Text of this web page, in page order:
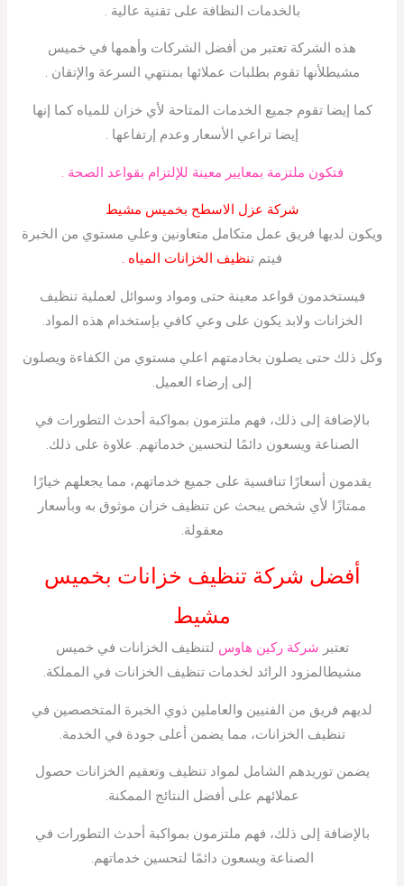
بالخدمات النظافة على تقنية عالية .
هذه الشركة تعتبر من أفضل الشركات وأهمها في خميس
مشيطلأنها تقوم بطلبات عملائها بمنتهي السرعة والإتقان .
كما إيضا تقوم جميع الخدمات المتاحة لأي خزان للمياه كما إنها
إيضا تراعي الأسعار وعدم إرتفاعها .
فتكون ملتزمة بمعايير معينة للإلتزام بقواعد الصحة .
شركة عزل الاسطح بخميس مشيط
ويكون لديها فريق عمل متكامل متعاونين وعلي مستوي من الخبرة
فيتم تنظيف الخزانات المياه .
فيستخدمون قواعد معينة حتى ومواد وسوائل لعملية تنظيف
الخزانات ولابد يكون على وعي كافي بإستخدام هذه المواد.
وكل ذلك حتى يصلون بخادمتهم اعلي مستوي من الكفاءة ويصلون
إلى إرضاء العميل.
بالإضافة إلى ذلك، فهم ملتزمون بمواكبة أحدث التطورات في
الصناعة ويسعون دائمًا لتحسين خدماتهم. علاوة على ذلك.
يقدمون أسعارًا تنافسية على جميع خدماتهم، مما يجعلهم خيارًا
ممتازًا لأي شخص يبحث عن تنظيف خزان موثوق به وبأسعار
معقولة.
أفضل شركة تنظيف خزانات بخميس
مشيط
تعتبر شركة ركين هاوس لتنظيف الخزانات في خميس
مشيطالمزود الرائد لخدمات تنظيف الخزانات في المملكة.
لديهم فريق من الفنيين والعاملين ذوي الخبرة المتخصصين في
تنظيف الخزانات، مما يضمن أعلى جودة في الخدمة.
يضمن توريدهم الشامل لمواد تنظيف وتعقيم الخزانات حصول
عملائهم على أفضل النتائج الممكنة.
بالإضافة إلى ذلك، فهم ملتزمون بمواكبة أحدث التطورات في
الصناعة ويسعون دائمًا لتحسين خدماتهم.